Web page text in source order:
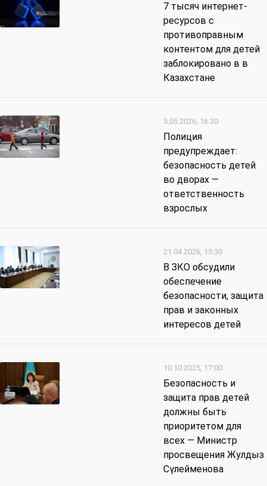
7 тысяч интернет-
ресурсов с
противоправным
контентом для детей
заблокировано в в
Казахстане
5.05.2026, 16:30
Полиция
предупреждает:
безопасность детей
во дворах —
ответственность
взрослых
21.04.2026, 15:30
В ЗКО обсудили
обеспечение
безопасности, защита
прав и законных
интересов детей
10.10.2025, 17:00
Безопасность и
защита прав детей
должны быть
приоритетом для
всех — Министр
просвещения Жулдыз
Сүлейменова